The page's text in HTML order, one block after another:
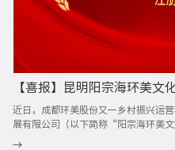
【喜报】昆明阳宗海环美文
近日，成都环美股份又一乡村振兴运
展有限公司（以下简称“阳宗海环美